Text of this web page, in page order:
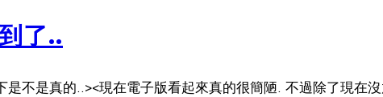
了..
不是真的..><現在電子版看起來真的很簡陋. 不過除了現在